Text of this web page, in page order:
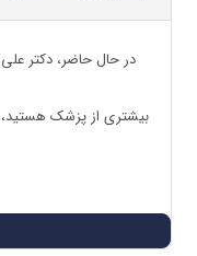
در حال حاضر، دکتر
بیشتری از پزشک